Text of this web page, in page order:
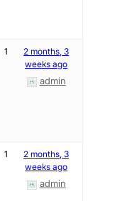
1
2 months, 3
weeks ago
admin
1
2 months, 3
weeks ago
admin